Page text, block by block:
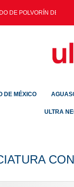
DE POLVORÍN DEJA
DE MÉXICO
ULTRA